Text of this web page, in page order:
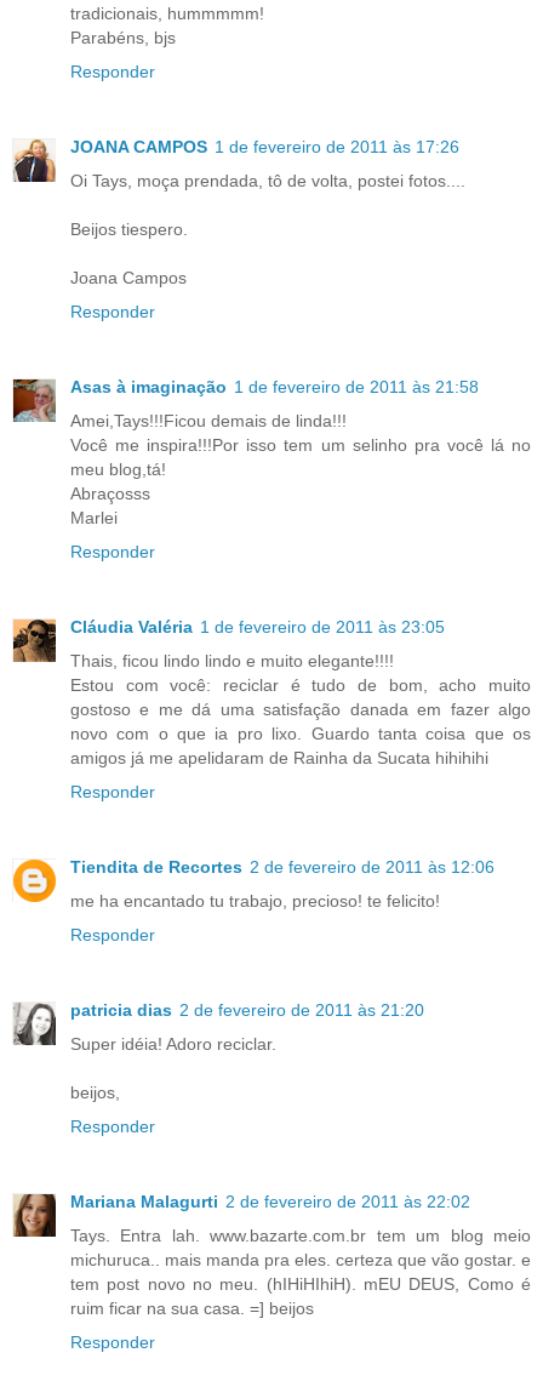
tradicionais, hummmmm!
Parabéns, bjs
Responder
JOANA CAMPOS 1 de fevereiro de 2011 às 17:26
Oi Tays, moça prendada, tô de volta, postei fotos....
Beijos tiespero.
Joana Campos
Responder
Asas à imaginação 1 de fevereiro de 2011 às 21:58
Amei,Tays!!!Ficou demais de linda!!!
Você me inspira!!!Por isso tem um selinho pra você lá no
meu blog,tá!
Abraçosss
Marlei
Responder
Cláudia Valéria 1 de fevereiro de 2011 às 23:05
Thais, ficou lindo lindo e muito elegante!!!!
Estou com você: reciclar é tudo de bom, acho muito
gostoso e me dá uma satisfação danada em fazer algo
novo com o que ia pro lixo. Guardo tanta coisa que os
amigos já me apelidaram de Rainha da Sucata hihihihi
Responder
Tiendita de Recortes 2 de fevereiro de 2011 às 12:06
me ha encantado tu trabajo, precioso! te felicito!
Responder
patricia dias 2 de fevereiro de 2011 às 21:20
Super idéia! Adoro reciclar.
beijos,
Responder
Mariana Malagurti 2 de fevereiro de 2011 às 22:02
Tays. Entra lah. www.bazarte.com.br tem um blog meio
michuruca.. mais manda pra eles. certeza que vão gostar. e
tem post novo no meu. (hIHiHIhiH). mEU DEUS, Como é
ruim ficar na sua casa. =] beijos
Responder